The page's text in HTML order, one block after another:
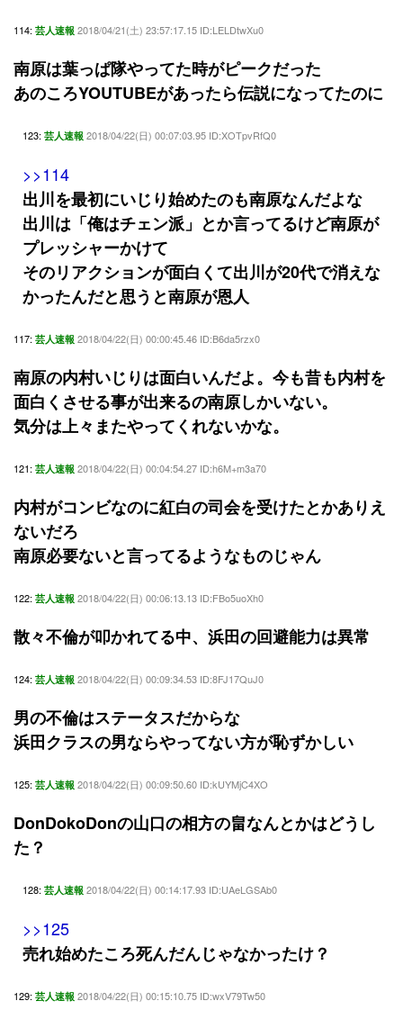
114: 芸人速報 2018/04/21(土) 23:57:17.15 ID:LELDtwXu0
南原は葉っぱ隊やってた時がピークだった
あのころYOUTUBEがあったら伝説になってたのに
123: 芸人速報 2018/04/22(日) 00:07:03.95 ID:XOTpvRfQ0
>>114
出川を最初にいじり始めたのも南原なんだよな
出川は「俺はチェン派」とか言ってるけど南原が
プレッシャーかけて
そのリアクションが面白くて出川が20代で消えな
かったんだと思うと南原が恩人
117: 芸人速報 2018/04/22(日) 00:00:45.46 ID:B6da5rzx0
南原の内村いじりは面白いんだよ。今も昔も内村を
面白くさせる事が出来るの南原しかいない。
気分は上々またやってくれないかな。
121: 芸人速報 2018/04/22(日) 00:04:54.27 ID:h6M+m3a70
内村がコンビなのに紅白の司会を受けたとかありえ
ないだろ
南原必要ないと言ってるようなものじゃん
122: 芸人速報 2018/04/22(日) 00:06:13.13 ID:FBo5uoXh0
散々不倫が叩かれてる中、浜田の回避能力は異常
124: 芸人速報 2018/04/22(日) 00:09:34.53 ID:8FJ17QuJ0
男の不倫はステータスだからな
浜田クラスの男ならやってない方が恥ずかしい
125: 芸人速報 2018/04/22(日) 00:09:50.60 ID:kUYMjC4XO
DonDokoDonの山口の相方の畠なんとかはどうし
た？
128: 芸人速報 2018/04/22(日) 00:14:17.93 ID:UAeLGSAb0
>>125
売れ始めたころ死んだんじゃなかったけ？
129: 芸人速報 2018/04/22(日) 00:15:10.75 ID:wxV79Tw50